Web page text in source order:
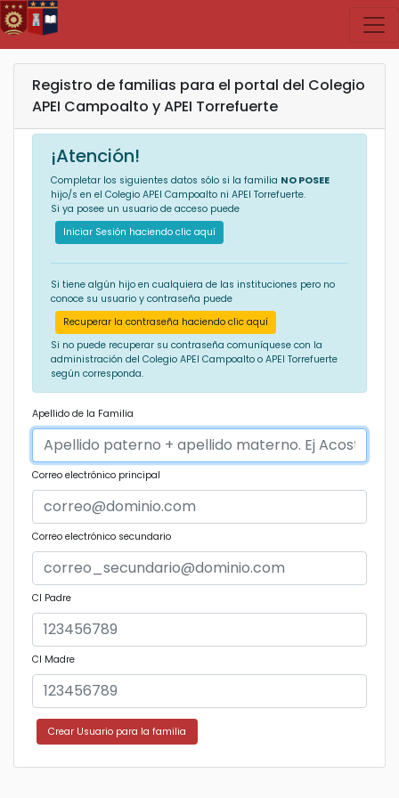
Registro de familias para el portal del Colegio
APEI Campoalto y APEI Torrefuerte
¡Atención!
Completar los siguientes datos sólo si la familia NO POSEE
hijo/s en el Colegio APEI Campoalto ni APEI Torrefuerte.
Si ya posee un usuario de acceso puede
Iniciar Sesión haciendo clic aquí
Si tiene algún hijo en cualquiera de las instituciones pero no
conoce su usuario y contraseña puede
Recuperar la contraseña haciendo clic aquí
Si no puede recuperar su contraseña comuníquese con la
administración del Colegio APEI Campoalto o APEI Torrefuerte
según corresponda.
Apellido de la Familia
Correo electrónico principal
Correo electrónico secundario
CI Padre
CI Madre
Crear Usuario para la familia